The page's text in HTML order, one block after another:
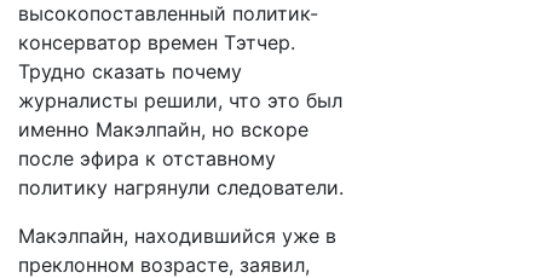
высокопоставленный политик-
консерватор времен Тэтчер.
Трудно сказать почему
журналисты решили, что это был
именно Макэлпайн, но вскоре
после эфира к отставному
политику нагрянули следователи.
Макэлпайн, находившийся уже в
преклонном возрасте, заявил,